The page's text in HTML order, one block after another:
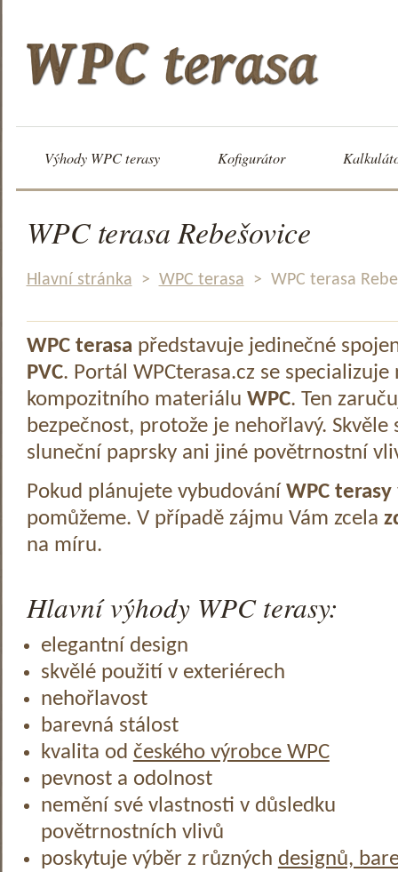
Výhody WPC terasy Kofigurátor
WPC terasa Rebešovice
Hlavní stránka > WPC terasa > WPC terasa
WPC terasa představuje jedinečné
PVC. Portál WPCterasa.cz se specializuje
kompozitního materiálu WPC. Ten
bezpečnost, protože je nehořlavý.
sluneční paprsky ani jiné povětrnostní
Pokud plánujete vybudování WPC terasy
pomůžeme. V případě zájmu Vám zcela
na míru.
Hlavní výhody WPC terasy:
elegantní design
skvělé použití v exteriérech
nehořlavost
barevná stálost
kvalita od českého výrobce WPC
pevnost a odolnost
nemění své vlastnosti v důsledku
povětrnostních vlivů
poskytuje výběr z různých designů,